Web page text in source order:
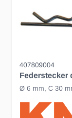
407809004
Federstecker
Ø 6 mm, C 30